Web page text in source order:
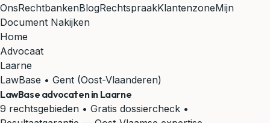
OnsRechtbankenBlogRechtspraakKlantenzoneMijn
Document Nakijken
Home
Advocaat
Laarne
LawBase • Gent (Oost-Vlaanderen)
LawBase advocaten in Laarne
9 rechtsgebieden • Gratis dossiercheck •